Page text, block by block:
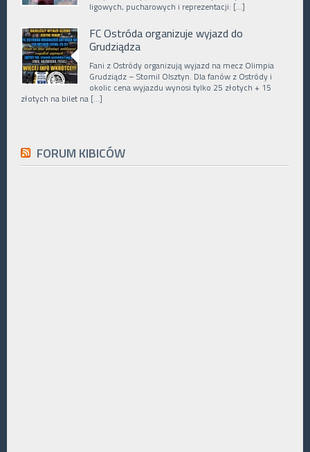
ligowych, pucharowych i reprezentacji: […]
FC Ostróda organizuje wyjazd do
Grudziądza
Fani z Ostródy organizują wyjazd na mecz Olimpia
Grudziądz – Stomil Olsztyn. Dla fanów z Ostródy i
okolic cena wyjazdu wynosi tylko 25 złotych + 15
złotych na bilet na […]
FORUM KIBICÓW